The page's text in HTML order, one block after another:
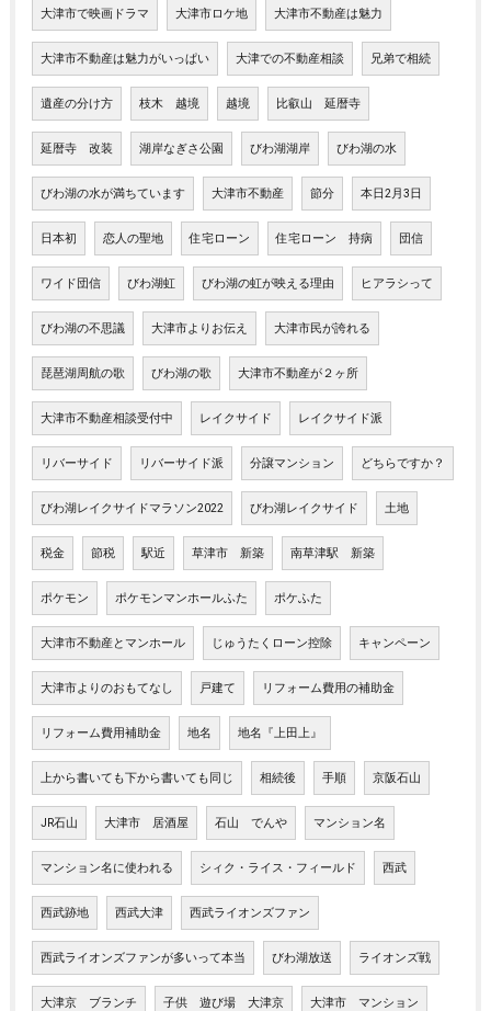
大津市で映画ドラマ 大津市ロケ地 大津市不動産は魅力
大津市不動産は魅力がいっぱい 大津での不動産相談 兄弟で相続
遺産の分け方 枝木 越境 越境 比叡山 延暦寺
延暦寺 改装 湖岸なぎさ公園 びわ湖湖岸 びわ湖の水
びわ湖の水が満ちています 大津市不動産 節分 本日2月3日
日本初 恋人の聖地 住宅ローン 住宅ローン 持病 団信
ワイド団信 びわ湖虹 びわ湖の虹が映える理由 ヒアラシって
びわ湖の不思議 大津市よりお伝え 大津市民が誇れる
琵琶湖周航の歌 びわ湖の歌 大津市不動産が２ヶ所
大津市不動産相談受付中 レイクサイド レイクサイド派
リバーサイド リバーサイド派 分譲マンション どちらですか？
びわ湖レイクサイドマラソン2022 びわ湖レイクサイド 土地
税金 節税 駅近 草津市 新築 南草津駅 新築
ポケモン ポケモンマンホールふた ポケふた
大津市不動産とマンホール じゅうたくローン控除 キャンペーン
大津市よりのおもてなし 戸建て リフォーム費用の補助金
リフォーム費用補助金 地名 地名『上田上』
上から書いても下から書いても同じ 相続後 手順 京阪石山
JR石山 大津市 居酒屋 石山 でんや マンション名
マンション名に使われる シィク・ライス・フィールド 西武
西武跡地 西武大津 西武ライオンズファン
西武ライオンズファンが多いって本当 びわ湖放送 ライオンズ戦
大津京 ブランチ 子供 遊び場 大津京 大津市 マンション